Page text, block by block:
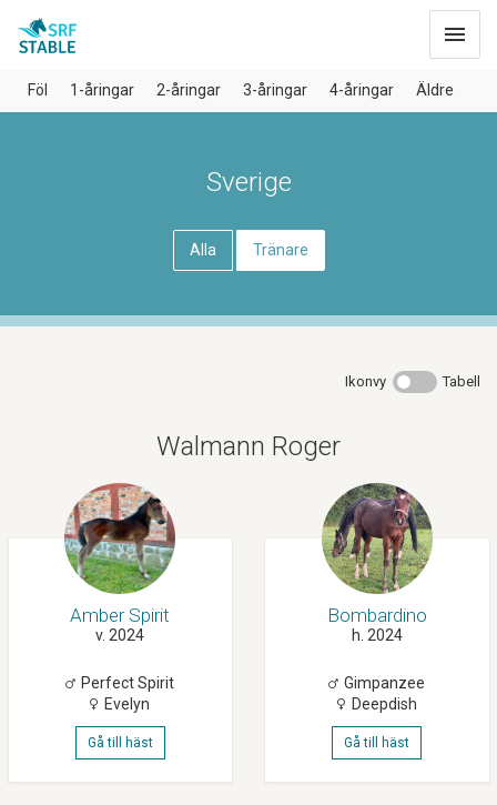
Toggle
Föl 1-åringar 2-åringar 3-åringar 4-åringar Äldre
Sverige
Alla Tränare
Ikonvy Tabell
Walmann Roger
Amber Spirit
v. 2024
Perfect Spirit
Evelyn
Gå till häst
Bombardino
h. 2024
Gimpanzee
Deepdish
Gå till häst